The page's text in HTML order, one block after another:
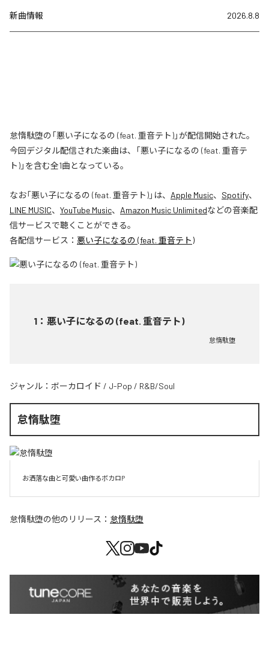
新曲情報 2026.8.8
怠惰駄堕の「悪い子になるの (feat. 重音テト)」が配信開始された。
今回デジタル配信された楽曲は、「悪い子になるの (feat. 重音テ
ト)」を含む全1曲となっている。
なお「悪い子になるの (feat. 重音テト)」は、 Apple Music、 Spotify、
LINE MUSIC、 YouTube Music、 Amazon Music Unlimitedなどの音楽配
信サービスで聴くことができる。
各配信サービス： 悪い子になるの (feat. 重音テト)
1 ： 悪い子になるの (feat. 重音テト)
怠惰駄堕
ジャンル： ボーカロイド / J-Pop / R&B/Soul
怠惰駄堕
お洒落な曲と可愛い曲作るボカロP
怠惰駄堕の他のリリース： 怠惰駄堕